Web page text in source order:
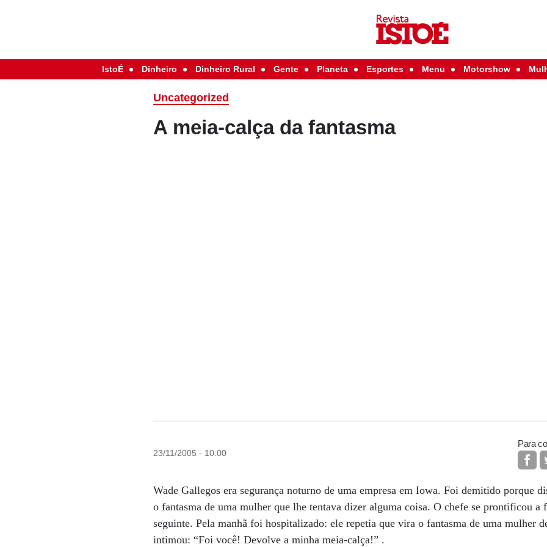
IstoÉ Dinheiro Dinheiro Rural Gente Planeta Esportes Menu Motorshow
Uncategorized
A meia-calça da fantasma
23/11/2005 - 10:00
Para
Wade Gallegos era segurança noturno de uma empresa em Iowa. Foi demitido porque
o fantasma de uma mulher que lhe tentava dizer alguma coisa. O chefe se prontificou a
seguinte. Pela manhã foi hospitalizado: ele repetia que vira o fantasma de uma mulher
intimou: “Foi você! Devolve a minha meia-calça!” .